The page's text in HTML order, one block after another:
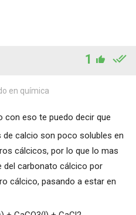
1
en química
con eso te puedo decir que
calcio son poco solubles en
cálcicos, por lo que lo mas
del carbonato cálcico por
cálcico, pasando a estar en